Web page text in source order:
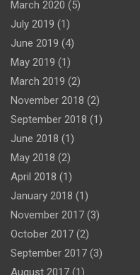
March 2020 (5)
July 2019 (1)
June 2019 (4)
May 2019 (1)
March 2019 (2)
November 2018 (2)
September 2018 (1)
June 2018 (1)
May 2018 (2)
April 2018 (1)
January 2018 (1)
November 2017 (3)
October 2017 (2)
September 2017 (3)
August 2017 (1)